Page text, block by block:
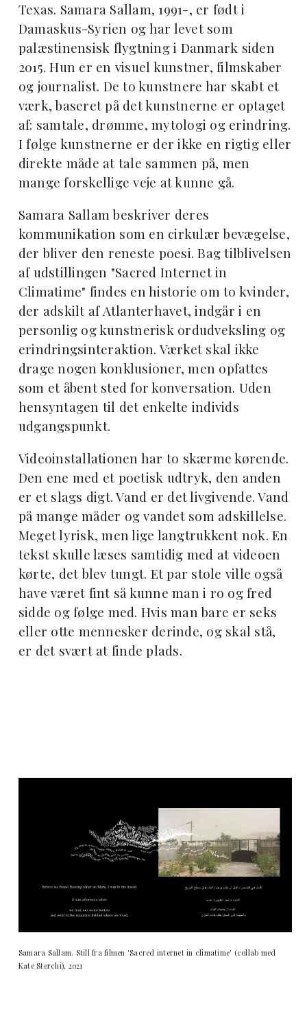
Texas. Samara Sallam, 1991-, er født i
Damaskus-Syrien og har levet som
palæstinensisk flygtning i Danmark siden
2015. Hun er en visuel kunstner, filmskaber
og journalist. De to kunstnere har skabt et
værk, baseret på det kunstnerne er optaget
af: samtale, drømme, mytologi og erindring.
I følge kunstnerne er der ikke en rigtig eller
direkte måde at tale sammen på, men
mange forskellige veje at kunne gå.
Samara Sallam beskriver deres
kommunikation som en cirkulær bevægelse,
der bliver den reneste poesi. Bag tilblivelsen
af udstillingen "Sacred Internet in
Climatime" findes en historie om to kvinder,
der adskilt af Atlanterhavet, indgår i en
personlig og kunstnerisk ordudveksling og
erindringsinteraktion. Værket skal ikke
drage nogen konklusioner, men opfattes
som et åbent sted for konversation. Uden
hensyntagen til det enkelte individs
udgangspunkt.
Videoinstallationen har to skærme kørende.
Den ene med et poetisk udtryk, den anden
er et slags digt. Vand er det livgivende. Vand
på mange måder og vandet som adskillelse.
Meget lyrisk, men lige langtrukkent nok. En
tekst skulle læses samtidig med at videoen
kørte, det blev tungt. Et par stole ville også
have været fint så kunne man i ro og fred
sidde og følge med. Hvis man bare er seks
eller otte mennesker derinde, og skal stå,
er det svært at finde plads.
Samara Sallam. Still fra filmen 'Sacred internet in climatime' (collab med
Kate Sterchi), 2021